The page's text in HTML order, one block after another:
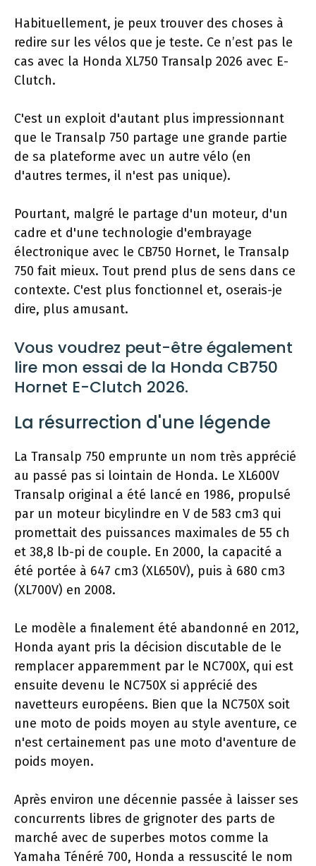
Habituellement, je peux trouver des choses à
redire sur les vélos que je teste. Ce n’est pas le
cas avec la Honda XL750 Transalp 2026 avec E-
Clutch.
C'est un exploit d'autant plus impressionnant
que le Transalp 750 partage une grande partie
de sa plateforme avec un autre vélo (en
d'autres termes, il n'est pas unique).
Pourtant, malgré le partage d'un moteur, d'un
cadre et d'une technologie d'embrayage
électronique avec le CB750 Hornet, le Transalp
750 fait mieux. Tout prend plus de sens dans ce
contexte. C'est plus fonctionnel et, oserais-je
dire, plus amusant.
Vous voudrez peut-être également
lire mon essai de la Honda CB750
Hornet E-Clutch 2026.
La résurrection d'une légende
La Transalp 750 emprunte un nom très apprécié
au passé pas si lointain de Honda. Le XL600V
Transalp original a été lancé en 1986, propulsé
par un moteur bicylindre en V de 583 cm3 qui
promettait des puissances maximales de 55 ch
et 38,8 lb-pi de couple. En 2000, la capacité a
été portée à 647 cm3 (XL650V), puis à 680 cm3
(XL700V) en 2008.
Le modèle a finalement été abandonné en 2012,
Honda ayant pris la décision discutable de le
remplacer apparemment par le NC700X, qui est
ensuite devenu le NC750X si apprécié des
navetteurs européens. Bien que la NC750X soit
une moto de poids moyen au style aventure, ce
n'est certainement pas une moto d'aventure de
poids moyen.
Après environ une décennie passée à laisser ses
concurrents libres de grignoter des parts de
marché avec de superbes motos comme la
Yamaha Ténéré 700, Honda a ressuscité le nom